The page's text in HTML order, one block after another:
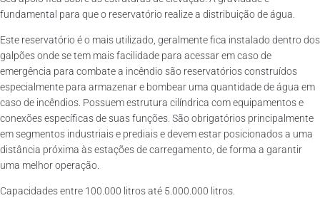
fundamental para que o reservatório realize a distribuição de água.
Este reservatório é o mais utilizado, geralmente fica instalado dentro dos
galpões onde se tem mais facilidade para acessar em caso de
emergência para combate a incêndio são reservatórios construídos
especialmente para armazenar e bombear uma quantidade de água em
caso de incêndios. Possuem estrutura cilíndrica com equipamentos e
conexões específicas de suas funções. São obrigatórios principalmente
em segmentos industriais e prediais e devem estar posicionados a uma
distância próxima às estações de carregamento, de forma a garantir
uma melhor operação.
Capacidades entre 100.000 litros até 5.000.000 litros.